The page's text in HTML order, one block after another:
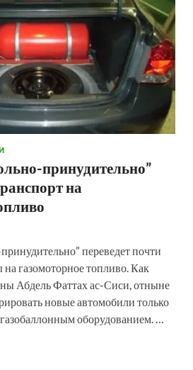
принудительно”
на
переведет почти
на газомоторное топливо. Как
Абдель Фаттах ас-Сиси, отныне
новые автомобили только
оборудованием. …